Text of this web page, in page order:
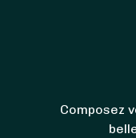
Composez